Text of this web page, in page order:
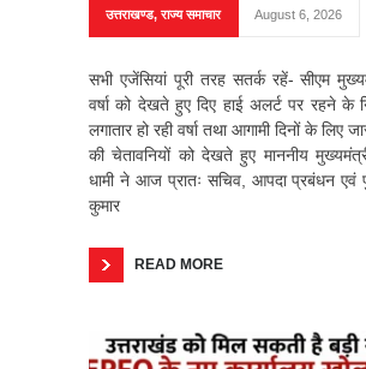
उत्तराखण्ड,राज्य समाचार August 6, 2026
सभी एजेंसियां पूरी तरह सतर्क रहें- सीएम
वर्षा को देखते हुए दिए हाई अलर्ट पर रहने के
लगातार हो रही वर्षा तथा आगामी दिनों के लिए
की चेतावनियों को देखते हुए माननीय
धामी ने आज प्रातः सचिव, आपदा प्रबंधन एवं
कुमार
READ MORE